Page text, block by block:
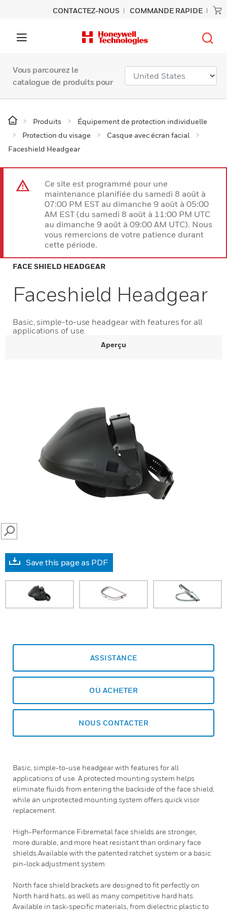
CONTACTEZ-NOUS COMMANDE RAPIDE
Vous parcourez le
catalogue de produits pour
Produits
Équipement de protection individuelle
Protection du visage
Casque avec écran facial
Faceshield Headgear
Ce site est programmé pour une
maintenance planifiée du samedi 8 août à
07:00 PM EST au dimanche 9 août à 05:00
AM EST (du samedi 8 août à 11:00 PM UTC
au dimanche 9 août à 09:00 AM UTC). Nous
vous remercions de votre patience durant
cette période.
FACE SHIELD HEADGEAR
Faceshield Headgear
Basic, simple-to-use headgear with features for all
applications of use.
Aperçu
SEARCH
Save this page as PDF
ASSISTANCE
OÙ ACHETER
NOUS CONTACTER
Basic, simple-to-use headgear with features for all
applications of use. A protected mounting system helps
eliminate fluids from entering the backside of the face shield,
while an unprotected mounting system offers quick visor
replacement.
High-Performance Fibremetal face shields are stronger,
more durable, and more heat resistant than ordinary face
shields.Available with the patented ratchet system or a basic
pin-lock adjustment system.
North face shield brackets are designed to fit perfectly on
North hard hats, as well as many competitive hard hats.
Available in task-specific materials, from dielectric plastic to